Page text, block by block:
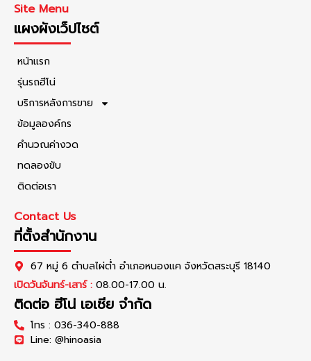
Site Menu
แผงผังเว็ปไซต์
หน้าแรก
รุ่นรถฮีโน่
บริการหลังการขาย
ข้อมูลองค์กร
คำนวณค่างวด
ทดลองขับ
ติดต่อเรา
Contact Us
ที่ตั้งสำนักงาน
67 หมู่ 6 ตำบลไผ่ต่ำ อำเภอหนองแค จังหวัดสระบุรี 18140
เปิดวันจันทร์-เสาร์ : 08.00-17.00 น.
ติดต่อ ฮีโน่ เอเซีย จำกัด
โทร : 036-340-888
Line: @hinoasia